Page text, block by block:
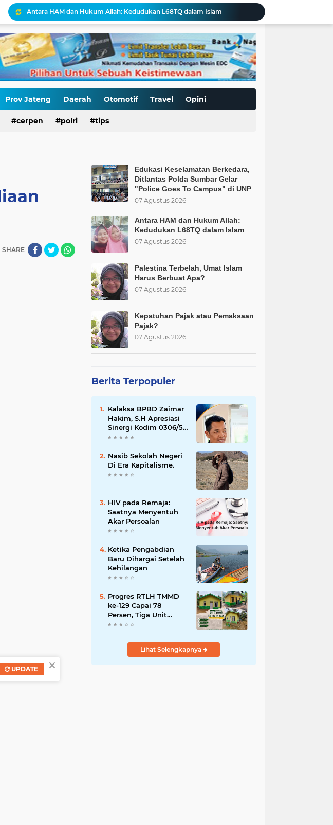
Antara HAM dan Hukum Allah: Kedudukan L68TQ dalam Islam
Palestina Terbelah, Umat Islam Harus Berbuat Apa?
Kepatuhan Pajak atau Pemaksaan Pajak?
Gaza Disekat Israel: Potret Penjajahan Abadi
BoP dan New Gaza adalah Tipuan: Palestina Hanya Merdeka dengan Sistem Islam
Kurnia Nugraha Raih Penghargaan Indonesia Public Relations Top Leader 2026
STOP NORMALISASI LGBT & GENDER FLUID DI SEKOLAH
Hari Anak Nasional: Mampukah Sistem Kapitalisme Menjamin Perlindungan Anak?
Prov Jateng Daerah Otomotif Travel Opini
cerpen polri tips
SHARE
Edukasi Keselamatan Berkedara,
Ditlantas Polda Sumbar Gelar
"Police Goes To Campus" di UNP
07 Agustus 2026
Antara HAM dan Hukum Allah:
Kedudukan L68TQ dalam Islam
07 Agustus 2026
Palestina Terbelah, Umat Islam
Harus Berbuat Apa?
07 Agustus 2026
Kepatuhan Pajak atau Pemaksaan
Pajak?
07 Agustus 2026
Berita Terpopuler
Kalaksa BPBD Zaimar
Hakim, S.H Apresiasi
Sinergi Kodim 0306/50
Kota dalam
dan Penanganan
Bencana
Nasib Sekolah Negeri
Di Era Kapitalisme.
HIV pada Remaja:
Saatnya Menyentuh
Akar Persoalan
Ketika Pengabdian
Baru Dihargai Setelah
Kehilangan
Progres RTLH TMMD
ke-129 Capai 78
Persen, Tiga Unit
Rumah Bantuan Mulai
Lihat Selengkapnya
×
UPDATE